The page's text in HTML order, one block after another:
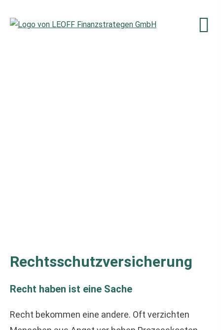
Rechts­schutz­ver­si­che­rung
Recht haben ist eine Sache
Recht bekommen eine andere. Oft verzichten